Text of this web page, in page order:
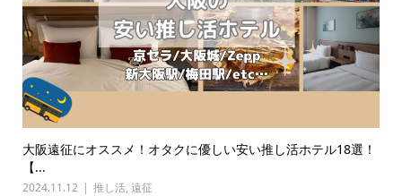
大阪遠征にオススメ！オタクに優しい安い推し活ホテル18選！
【...
2024.11.12 推し活, 遠征